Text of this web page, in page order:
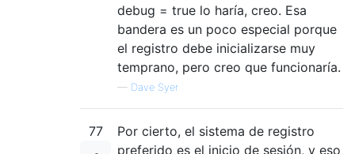
debug = true lo haría, creo. Esa
bandera es un poco especial porque
el registro debe inicializarse muy
temprano, pero creo que funcionaría.
— Dave Syer
77
Por cierto, el sistema de registro
preferido es el inicio de sesión, y eso